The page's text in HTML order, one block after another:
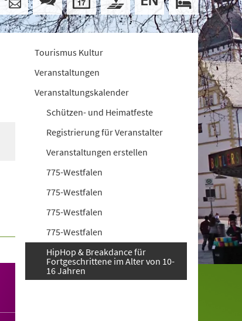
Tourismus Kultur
Veranstaltungen
Veranstaltungskalender
Schützen- und Heimatfeste
Registrierung für Veranstalter
Veranstaltungen erstellen
775-Westfalen
775-Westfalen
775-Westfalen
775-Westfalen
HipHop & Breakdance für
Fortgeschrittene im Alter von 10-
16 Jahren